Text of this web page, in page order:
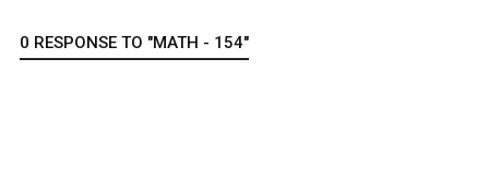
0 RESPONSE TO "MATH - 154"